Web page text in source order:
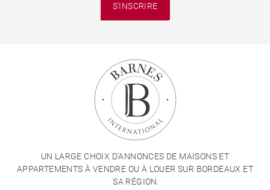
S'INSCRIRE
UN LARGE CHOIX D'ANNONCES DE MAISONS ET
APPARTEMENTS À VENDRE OU À LOUER SUR BORDEAUX ET
SA RÉGION